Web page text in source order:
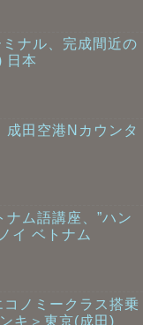
ナル、完成間近の
日本
成田空港Nカウンタ
ナム語講座、”ハン
イ ベトナム
ノミークラス搭乗
キ＞東京(成田)